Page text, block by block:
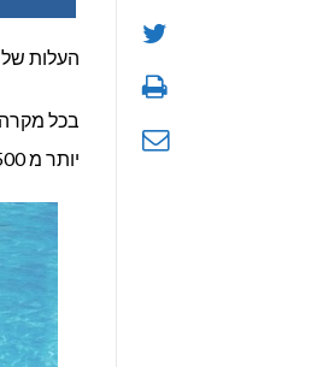
העלות של
יותר מ 1500 ש"ח, כאשר מדובר על מותגי על עולמיים מאוד יקרים).